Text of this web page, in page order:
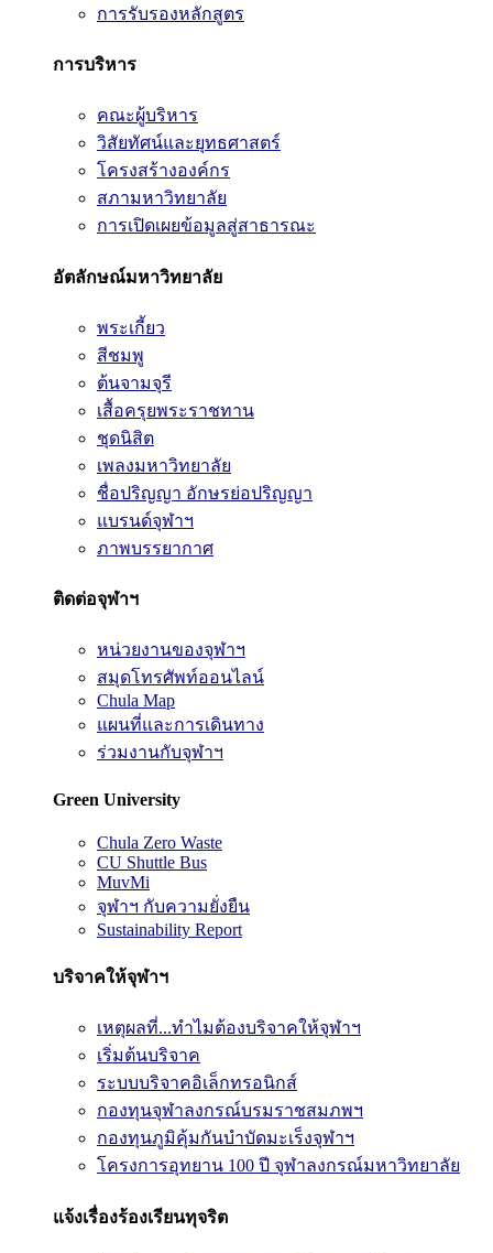
การรับรองหลักสูตร
การบริหาร
คณะผู้บริหาร
วิสัยทัศน์และยุทธศาสตร์
โครงสร้างองค์กร
สภามหาวิทยาลัย
การเปิดเผยข้อมูลสู่สาธารณะ
อัตลักษณ์มหาวิทยาลัย
พระเกี้ยว
สีชมพู
ต้นจามจุรี
เสื้อครุยพระราชทาน
ชุดนิสิต
เพลงมหาวิทยาลัย
ชื่อปริญญา อักษรย่อปริญญา
แบรนด์จุฬาฯ
ภาพบรรยากาศ
ติดต่อจุฬาฯ
หน่วยงานของจุฬาฯ
สมุดโทรศัพท์ออนไลน์
Chula Map
แผนที่และการเดินทาง
ร่วมงานกับจุฬาฯ
Green University
Chula Zero Waste
CU Shuttle Bus
MuvMi
จุฬาฯ กับความยั่งยืน
Sustainability Report
บริจาคให้จุฬาฯ
เหตุผลที่...ทำไมต้องบริจาคให้จุฬาฯ
เริ่มต้นบริจาค
ระบบบริจาคอิเล็กทรอนิกส์
กองทุนจุฬาลงกรณ์บรมราชสมภพฯ
กองทุนภูมิคุ้มกันบำบัดมะเร็งจุฬาฯ
โครงการอุทยาน 100 ปี จุฬาลงกรณ์มหาวิทยาลัย
แจ้งเรื่องร้องเรียนทุจริต